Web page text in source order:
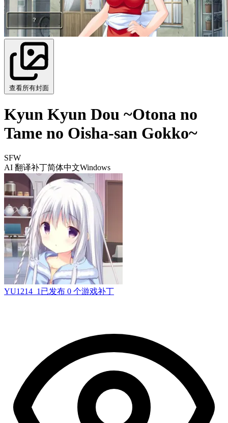
查看所有封面
Kyun Kyun Dou ~Otona no
Tame no Oisha-san Gokko~
SFW
AI 翻译补丁简体中文Windows
YU1214_1 已发布 0 个游戏补丁